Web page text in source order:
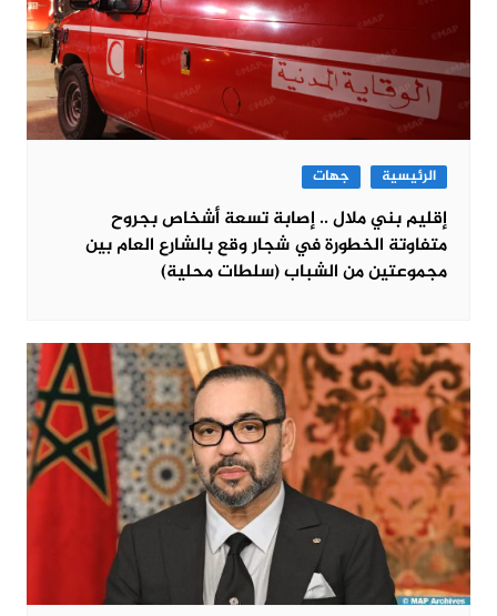
الرئيسية جهات
إقليم بني ملال .. إصابة تسعة أشخاص بجروح
متفاوتة الخطورة في شجار وقع بالشارع العام بين
مجموعتين من الشباب (سلطات محلية)